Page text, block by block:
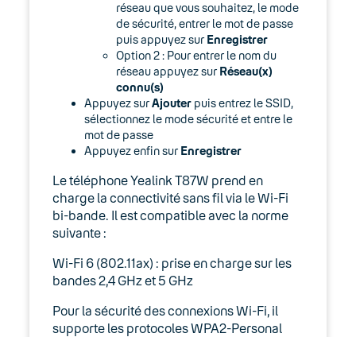
réseau que vous souhaitez, le mode
de sécurité, entrer le mot de passe
puis appuyez surEnregistrer
Option 2 : Pour entrer le nom du
réseau appuyez sur Réseau(x)
connu(s)
Appuyez surAjouter puis entrez le SSID,
sélectionnez le mode sécurité et entre le
mot de passe
Appuyez enfin surEnregistrer
Le téléphone Yealink T87W prend en
charge la connectivité sans fil via le Wi-Fi
bi-bande. Il est compatible avec la norme
suivante :
Wi-Fi 6 (802.11ax) : prise en charge sur les
bandes 2,4 GHz et 5 GHz
Pour la sécurité des connexions Wi-Fi, il
supporte les protocoles WPA2-Personal